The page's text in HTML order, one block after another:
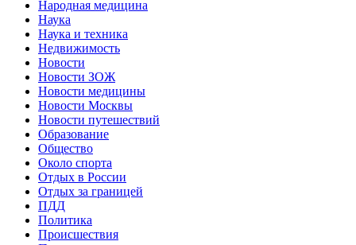
Народная медицина
Наука
Наука и техника
Недвижимость
Новости
Новости ЗОЖ
Новости медицины
Новости Москвы
Новости путешествий
Образование
Общество
Около спорта
Отдых в России
Отдых за границей
ПДД
Политика
Происшествия